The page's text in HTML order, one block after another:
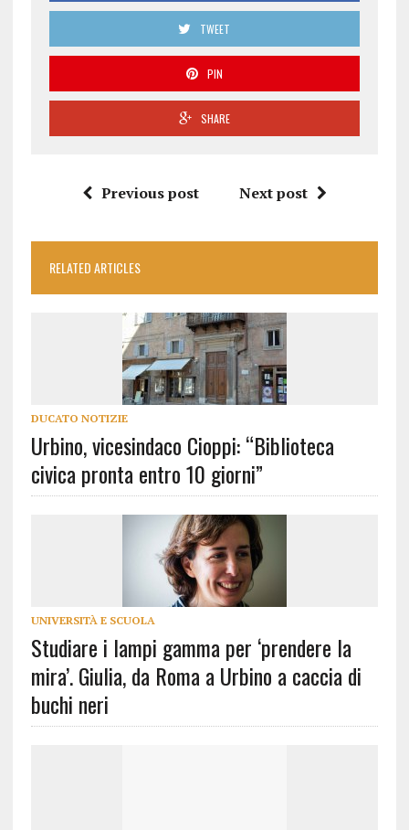
TWEET
PIN
SHARE
Previous post Next post
RELATED ARTICLES
DUCATO NOTIZIE
Urbino, vicesindaco Cioppi: “Biblioteca
civica pronta entro 10 giorni”
UNIVERSITÀ E SCUOLA
Studiare i lampi gamma per ‘prendere la
mira’. Giulia, da Roma a Urbino a caccia di
buchi neri